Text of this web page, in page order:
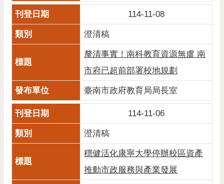
泉
桐
花
站
導
覽
訂
閱
閱
114-11-08
澄清稿
釐清事實！南科教育資源無虞 南
市府已超前部署校地規劃
臺南市政府教育局局長室
114-11-06
澄清稿
穩健活化康寧大學停辦校區資產
推動市政服務與產業發展